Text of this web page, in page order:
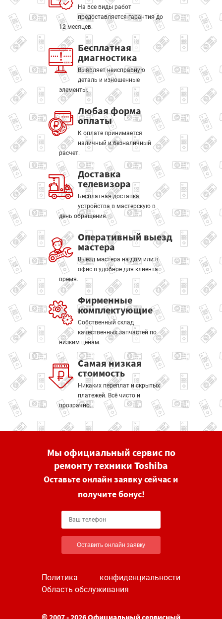
На все виды работ
предоставляется гарантия до
12 месяцев.
Бесплатная
диагностика
Выявляет неисправную
деталь и изношенные
элементы.
Любая форма
оплаты
К оплате принимается
наличный и безналичный
расчет.
Доставка
телевизора
Бесплатная доставка
устройства в мастерскую в
день обращения.
Оперативный выезд
мастера
Выезд мастера на дом или в
офис в удобное для клиента
время.
Фирменные
комплектующие
Собственный склад
качественных запчастей по
низким ценам.
Самая низкая
стоимость
Никаких переплат и скрытых
платежей. Всё чисто и
прозрачно.
Мы официальный сервис по
ремонту техники Toshiba
Оставьте онлайн заявку сейчас и
получите бонус!
Оставить онлайн заявку
Политика конфиденциальности
Область обслуживания
© 2007 - 2026 Официальный сервисный